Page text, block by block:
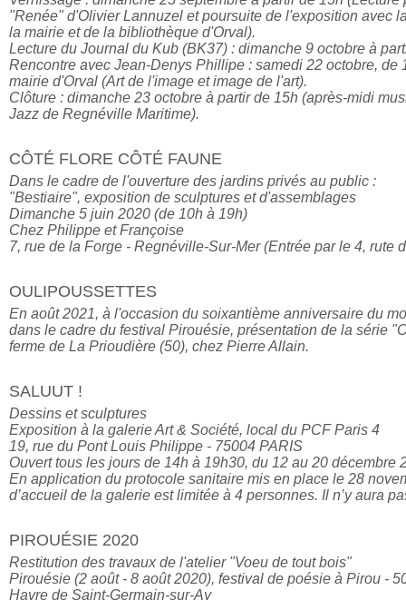
"Renée" d'Olivier Lannuzel et poursuite de l'exposition avec
la mairie et de la bibliothèque d'Orval).
Lecture du Journal du Kub (BK37) : dimanche 9 octobre à
Rencontre avec Jean-Denys Phillipe : samedi 22 octobre, de
mairie d'Orval (Art de l'image et image de l'art).
Clôture : dimanche 23 octobre à partir de 15h (après-midi
Jazz de Regnéville Maritime).
CÔTÉ FLORE CÔTÉ FAUNE
Dans le cadre de l'ouverture des jardins privés au public :
"Bestiaire", exposition de sculptures et d'assemblages
Dimanche 5 juin 2020 (de 10h à 19h)
Chez Philippe et Françoise
7, rue de la Forge - Regnéville-Sur-Mer (Entrée par le 4, rute
OULIPOUSSETTES
En août 2021, à l'occasion du soixantième anniversaire du
dans le cadre du festival Pirouésie, présentation de la série
ferme de La Prioudière (50), chez Pierre Allain.
SALUUT !
Dessins et sculptures
Exposition à la galerie Art & Société, local du PCF Paris 4
19, rue du Pont Louis Philippe - 75004 PARIS
Ouvert tous les jours de 14h à 19h30, du 12 au 20 décembre
En application du protocole sanitaire mis en place le 28
d’accueil de la galerie est limitée à 4 personnes. Il n’y aura
PIROUÉSIE 2020
Restitution des travaux de l'atelier "Voeu de tout bois"
Pirouésie (2 août - 8 août 2020), festival de poésie à Pirou -
Havre de Saint-Germain-sur-Ay